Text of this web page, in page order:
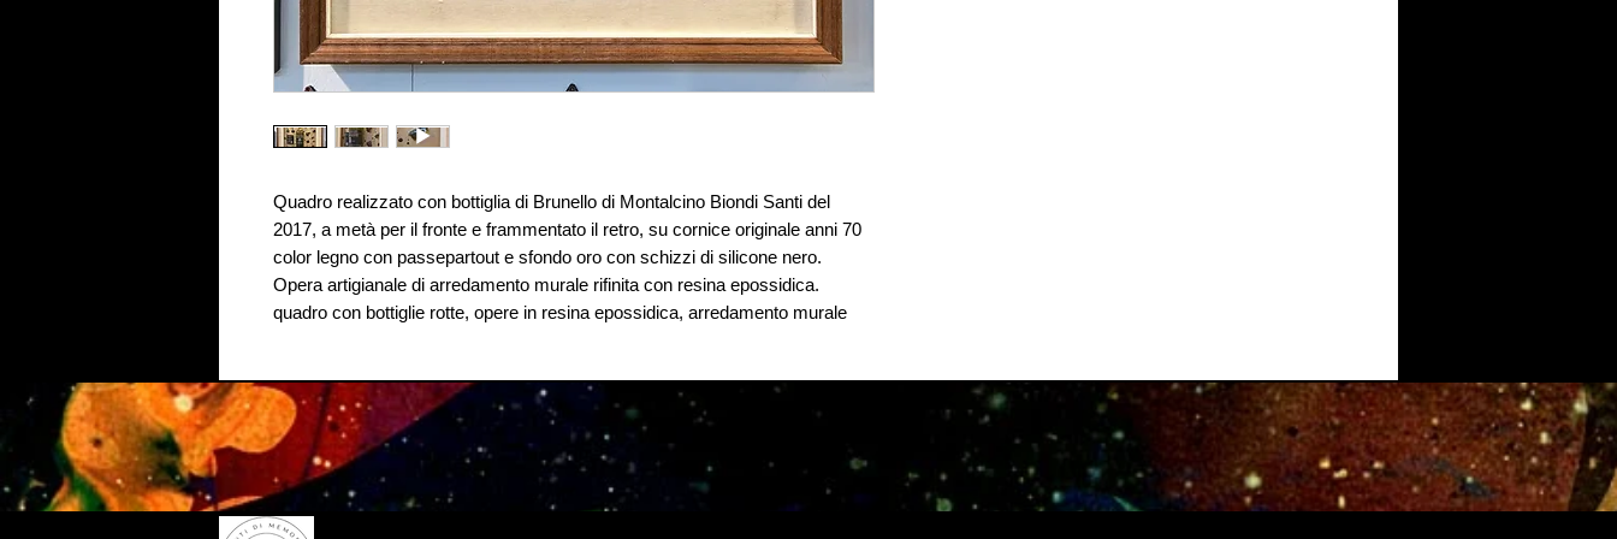
Quadro realizzato con bottiglia di Brunello di Montalcino Biondi Santi del
2017, a metà per il fronte e frammentato il retro, su cornice originale anni 70
color legno con passepartout e sfondo oro con schizzi di silicone nero.
Opera artigianale di arredamento murale rifinita con resina epossidica.
quadro con bottiglie rotte, opere in resina epossidica, arredamento murale